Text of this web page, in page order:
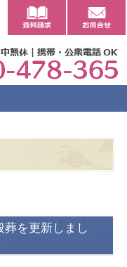
葬を更新しまし